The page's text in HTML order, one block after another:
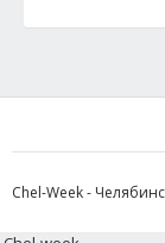
Chel-Week -